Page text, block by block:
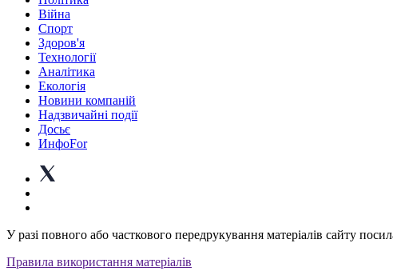
Війна
Спорт
Здоров'я
Технології
Аналітика
Екологія
Новини компаній
Надзвичайні події
Досьє
ИнфоFor
У разі повного або часткового передрукування матеріалів сайту
Правила використання матеріалів